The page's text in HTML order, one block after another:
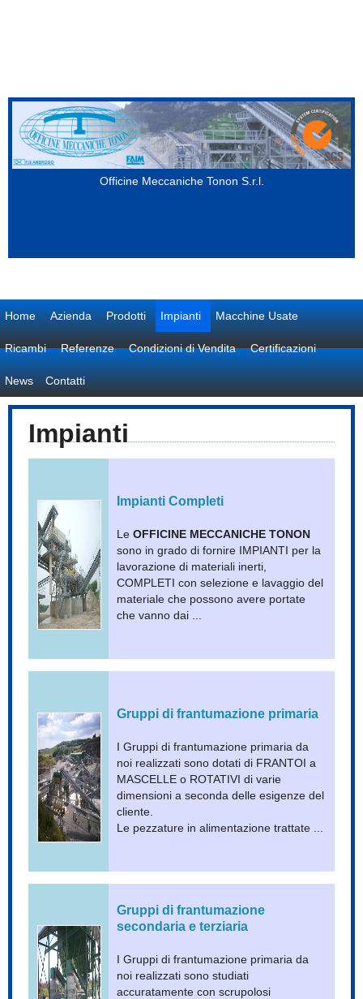
Officine Meccaniche Tonon S.r.l.
Home Azienda Prodotti Impianti Macchine Usate
Ricambi Referenze Condizioni di Vendita Certificazioni
News Contatti
Impianti
Impianti Completi
Le OFFICINE MECCANICHE TONON
sono in grado di fornire IMPIANTI per la
lavorazione di materiali inerti,
COMPLETI con selezione e lavaggio del
materiale che possono avere portate
che vanno dai ...
Gruppi di frantumazione primaria
I Gruppi di frantumazione primaria da
noi realizzati sono dotati di FRANTOI a
MASCELLE o ROTATIVI di varie
dimensioni a seconda delle esigenze del
cliente.
Le pezzature in alimentazione trattate ...
Gruppi di frantumazione
secondaria e terziaria
I Gruppi di frantumazione primaria da
noi realizzati sono studiati
accuratamente con scrupolosi